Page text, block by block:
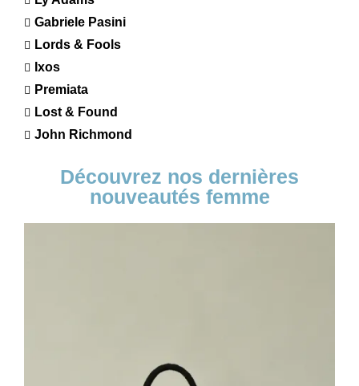
Gabriele Pasini
Lords & Fools
Ixos
Premiata
Lost & Found
John Richmond
Découvrez nos dernières
nouveautés femme